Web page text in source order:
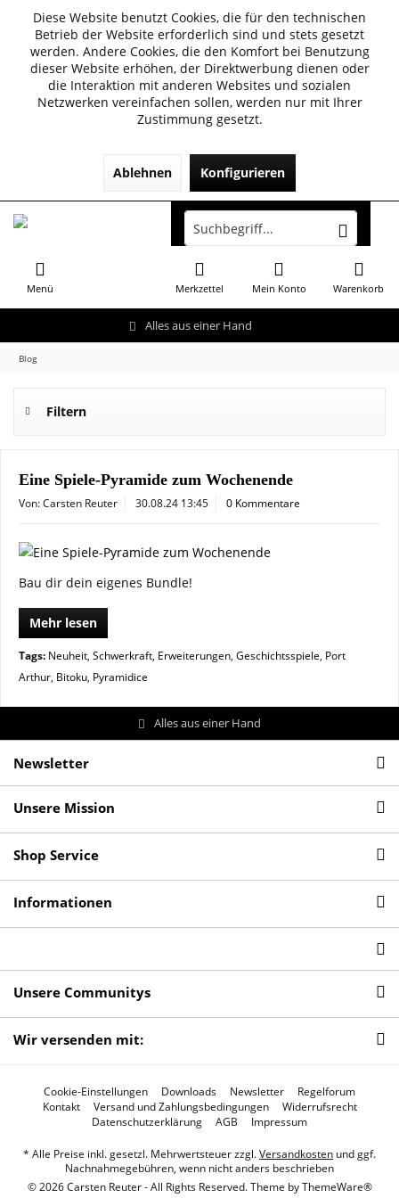
Diese Website benutzt Cookies, die für den technischen
Betrieb der Website erforderlich sind und stets gesetzt
werden. Andere Cookies, die den Komfort bei Benutzung
dieser Website erhöhen, der Direktwerbung dienen oder
die Interaktion mit anderen Websites und sozialen
Netzwerken vereinfachen sollen, werden nur mit Ihrer
Zustimmung gesetzt.
Ablehnen Konfigurieren
Alles aus einer Hand
Menü Warenkorb
Merkzettel Mein Konto
Blog
Filtern
Eine Spiele-Pyramide zum Wochenende
Von: Carsten Reuter 30.08.24 13:45 0 Kommentare
Bau dir dein eigenes Bundle!
Mehr lesen
Tags: Neuheit, Schwerkraft, Erweiterungen, Geschichtsspiele, Port
Arthur, Bitoku, Pyramidice
Alles aus einer Hand
Newsletter
Unsere Mission
Shop Service
Informationen
Unsere Communitys
Wir versenden mit:
Cookie-Einstellungen Downloads Newsletter
Regelforum
Kontakt
Versand und Zahlungsbedingungen
Widerrufsrecht
Datenschutzerklärung
AGB Impressum
* Alle Preise inkl. gesetzl. Mehrwertsteuer zzgl.Versandkosten und ggf.
Nachnahmegebühren, wenn nicht anders beschrieben
© 2026 Carsten Reuter - All Rights Reserved. Theme byThemeWare®